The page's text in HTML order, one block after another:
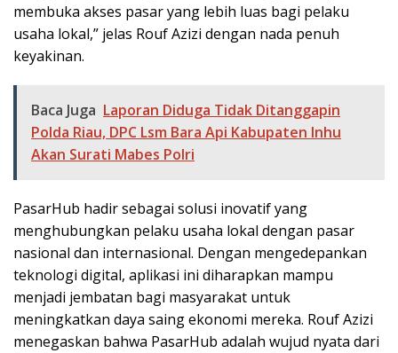
membuka akses pasar yang lebih luas bagi pelaku
usaha lokal,” jelas Rouf Azizi dengan nada penuh
keyakinan.
Baca Juga Laporan Diduga Tidak Ditanggapin
Polda Riau, DPC Lsm Bara Api Kabupaten Inhu
Akan Surati Mabes Polri
PasarHub hadir sebagai solusi inovatif yang
menghubungkan pelaku usaha lokal dengan pasar
nasional dan internasional. Dengan mengedepankan
teknologi digital, aplikasi ini diharapkan mampu
menjadi jembatan bagi masyarakat untuk
meningkatkan daya saing ekonomi mereka. Rouf Azizi
menegaskan bahwa PasarHub adalah wujud nyata dari